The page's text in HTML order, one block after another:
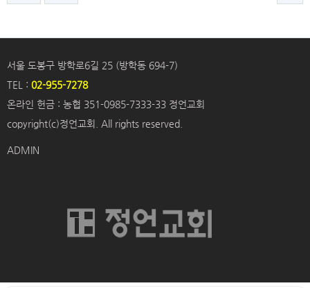
서울 도봉구 방학로6길 25 (방학동 694-7)
TEL : 02-955-7278
온라인 헌금 : 농협 351-0985-7333-33 정언교회
copyright(c)정언교회. All rights reserved.
ADMIN